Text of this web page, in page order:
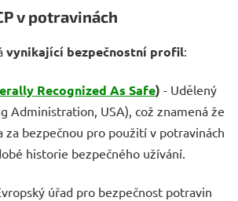
v potravinách
vynikající bezpečnostní profil:
Recognized As Safe) - Udělený
Administration, USA), což znamená že
za bezpečnou pro použití v potravinách
historie bezpečného užívání.
úřad pro bezpečnost potravin